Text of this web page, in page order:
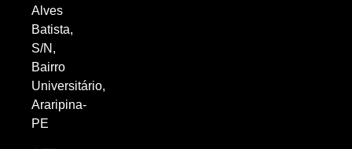
Alves
Batista,
S/N,
Bairro
Universitário,
Araripina-
PE